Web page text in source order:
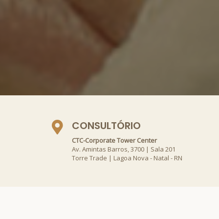
CONSULTÓRIO
CTC-Corporate Tower Center
Av. Amintas Barros, 3700 | Sala 201
Torre Trade | Lagoa Nova - Natal - RN